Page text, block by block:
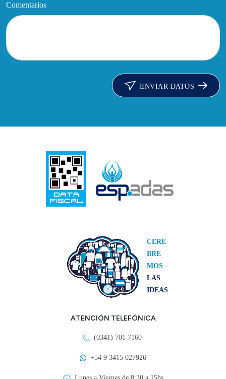
Comentarios
ENVIAR DATOS
CERE
BRE
MOS
LAS
IDEAS
ATENCIÓN TELEFÓNICA
(0341) 701 7160
+54 9 3415 027926